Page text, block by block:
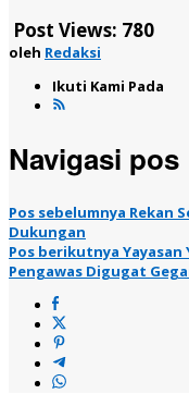
Post Views: 780
oleh Redaksi
Ikuti Kami Pada
Navigasi pos
Pos sebelumnya Rekan
Dukungan
Pos berikutnya
Pengawas Digugat